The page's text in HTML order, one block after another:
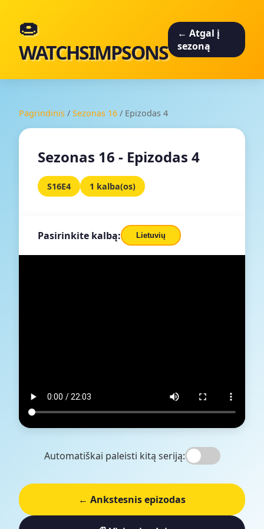
🍩
WATCHSIMPSONS
← Atgal į
sezoną
Pagrindinis / Sezonas 16 / Epizodas 4
Sezonas 16 - Epizodas 4
S16E4 1 kalba(os)
Pasirinkite kalbą: Lietuvių
Automatiškai paleisti kitą seriją:
← Ankstesnis epizodas